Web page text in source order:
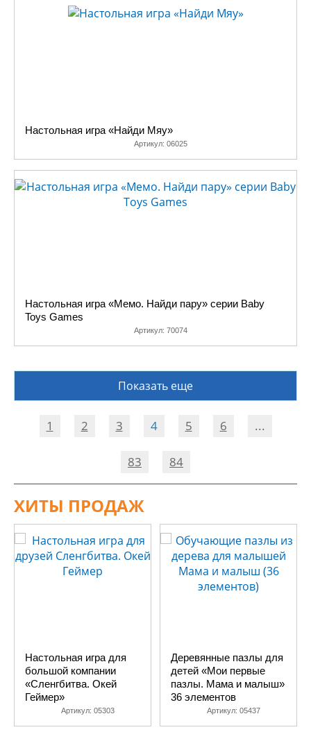
Настольная игра «Найди Мяу»
Артикул: 06025
Настольная игра «Мемо. Найди пару» серии Baby
Toys Games
Артикул: 70074
Показать еще
1 2 3 4 5 6 ...
83 84
ХИТЫ ПРОДАЖ
Настольная игра для
большой компании
«Сленгбитва. Окей
Геймер»
Артикул: 05303
Деревянные пазлы для
детей «Мои первые
пазлы. Мама и малыш»
36 элементов
Артикул: 05437